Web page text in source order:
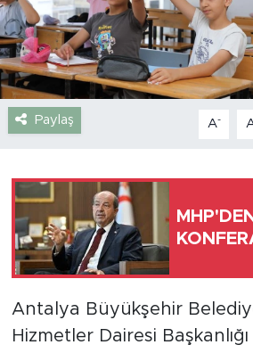
Paylaş A-
Antalya Büyükşehir
Hizmetler Dairesi
Sağlık
Siyaset
Spor
Türkiye
Yaşam
Yerel